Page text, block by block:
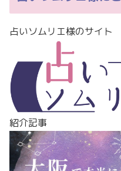
占いソムリエ様のサイト
紹介記事